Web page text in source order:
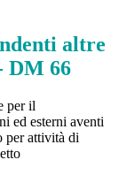
altre
DM 66
per il
ed esterni aventi
per attività di